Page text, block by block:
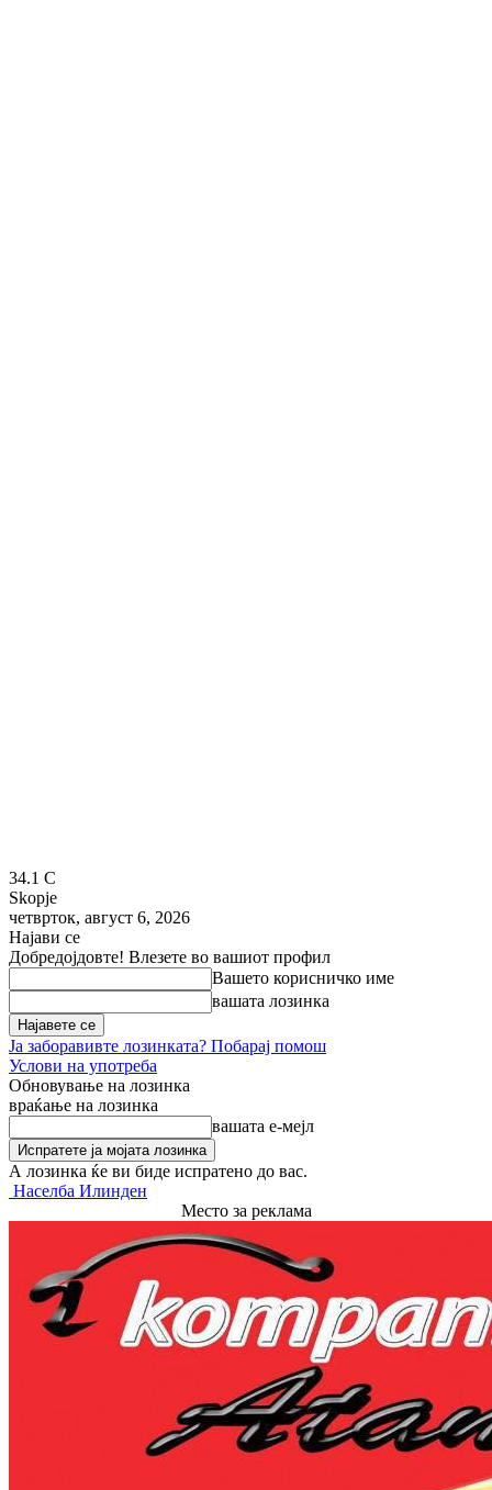
34.1 C
Skopje
четврток, август 6, 2026
Најави се
Добредојдовте! Влезете во вашиот профил
Вашето корисничко име
вашата лозинка
Ја заборавивте лозинката? Побарај помош
Услови на употреба
Обновување на лозинка
враќање на лозинка
вашата е-мејл
А лозинка ќе ви биде испратено до вас.
Населба Илинден
Место за реклама